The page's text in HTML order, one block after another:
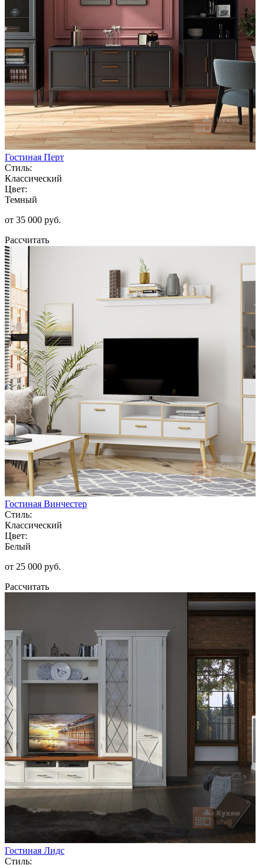
Гостиная Перт
Стиль:
Классический
Цвет:
Темный
от 35 000 руб.
Рассчитать
Гостиная Винчестер
Стиль:
Классический
Цвет:
Белый
от 25 000 руб.
Рассчитать
Гостиная Лидс
Стиль: